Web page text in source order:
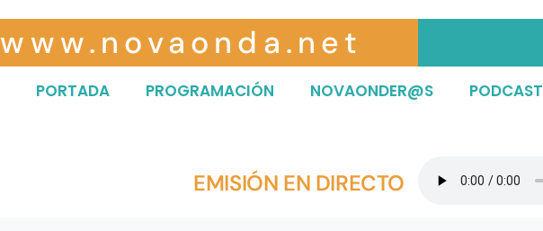
www.novaonda.net
PORTADA PROGRAMACIÓN NOVAONDER@S PODCAST
EMISIÓN EN DIRECTO